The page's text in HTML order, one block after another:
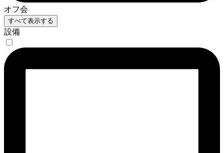
オフ会
すべて表示する
設備